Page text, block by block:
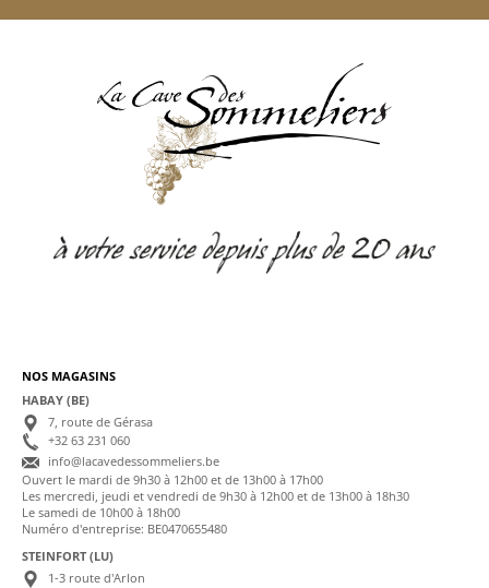
NOS MAGASINS
HABAY (BE)
7, route de Gérasa
+32 63 231 060
info@lacavedessommeliers.be
Ouvert le mardi de 9h30 à 12h00 et de 13h00 à 17h00
Les mercredi, jeudi et vendredi de 9h30 à 12h00 et de 13h00 à 18h30
Le samedi de 10h00 à 18h00
Numéro d'entreprise: BE0470655480
STEINFORT (LU)
1-3 route d'Arlon